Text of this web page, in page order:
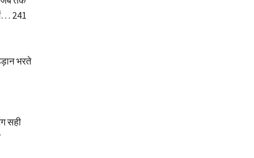
241
भरते
सही